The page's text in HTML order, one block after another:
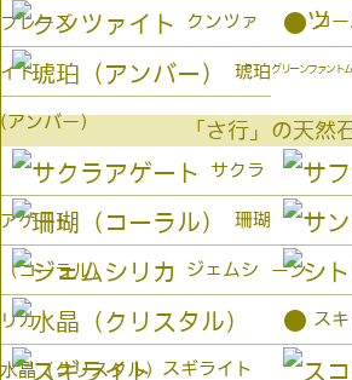
プレーズ
グリーンファント
クンツァ
イト
● コ
琥珀
(アンバー） 「さ行」の天然
サクラ
アゲート 珊瑚
（コーラル） ーン
ジェムシ
リカ
水晶（クリスタル）
● ス
スギライト